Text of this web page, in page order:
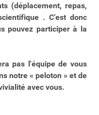
(déplacement, repas,
. C’est donc
pouvez participer à la
pas l'équipe de vous
notre « peloton » et de
avec vous.